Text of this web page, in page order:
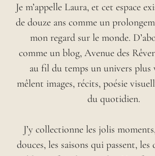
Je m’appelle Laura, et cet espace
de douze ans comme un
mon regard sur le monde.
comme un blog, Avenue des
au fil du temps un univers plus
mêlent images, récits, poésie
du quotidien.
J’y collectionne les jolis
douces, les saisons qui passent, les